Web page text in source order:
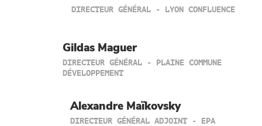
DIRECTEUR GÉNÉRAL - LYON CONFLUENCE
Gildas Maguer
DIRECTEUR GÉNÉRAL - PLAINE COMMUNE
DÉVELOPPEMENT
Alexandre Maïkovsky
DIRECTEUR GÉNÉRAL ADJOINT - EPA